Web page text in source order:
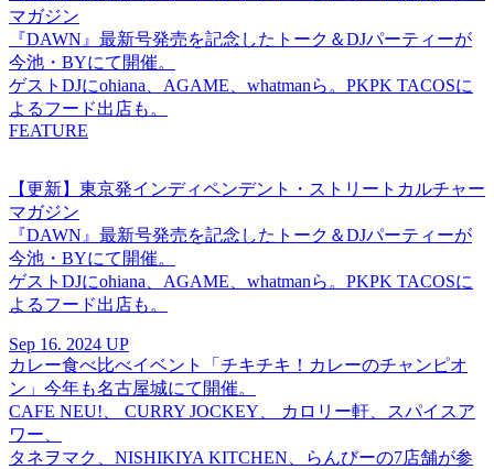
マガジン
『DAWN』最新号発売を記念したトーク＆DJパーティーが
今池・BYにて開催。
ゲストDJにohiana、AGAME、whatmanら。PKPK TACOSに
よるフード出店も。
FEATURE
【更新】東京発インディペンデント・ストリートカルチャー
マガジン
『DAWN』最新号発売を記念したトーク＆DJパーティーが
今池・BYにて開催。
ゲストDJにohiana、AGAME、whatmanら。PKPK TACOSに
よるフード出店も。
Sep 16. 2024 UP
カレー食べ比べイベント「チキチキ！カレーのチャンピオ
ン」今年も名古屋城にて開催。
CAFE NEU!、 CURRY JOCKEY、 カロリー軒、スパイスア
ワー、
タネヲマク、NISHIKIYA KITCHEN、らんびーの7店舗が参